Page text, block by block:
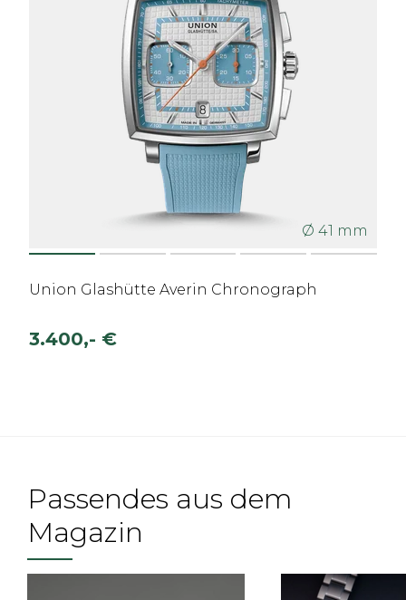
Ø 41 mm
Union Glashütte Averin Chronograph
3.400,- €
Passendes aus dem
Magazin